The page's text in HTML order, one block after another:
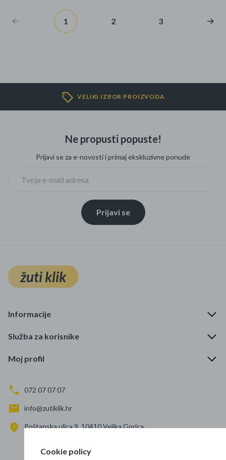
1 2 3
VELIKI IZBOR PROIZVODA
Ne propusti popuste!
Prijavi se za e-novosti i primaj ekskluzivne ponude
Prijavi se
žuti klik
Informacije
Služba za korisnike
Moj profil
072 07 07 07
info@zutiklik.hr
Poštanska ulica 9, 10410 Velika Gorica
Cookie policy